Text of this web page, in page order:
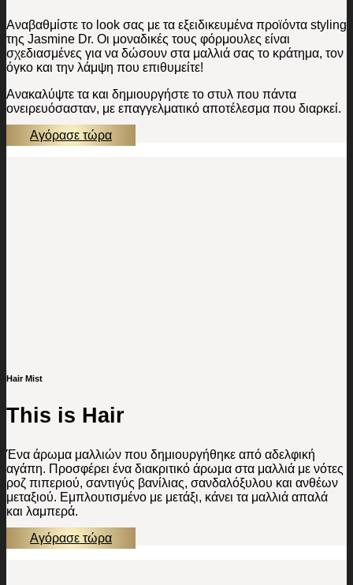
Αναβαθμίστε το look σας με τα εξειδικευμένα προϊόντα styling
της Jasmine Dr. Οι μοναδικές τους φόρμουλες είναι
σχεδιασμένες για να δώσουν στα μαλλιά σας το κράτημα, τον
όγκο και την λάμψη που επιθυμείτε!
Ανακαλύψτε τα και δημιουργήστε το στυλ που πάντα
ονειρευόσασταν, με επαγγελματικό αποτέλεσμα που διαρκεί.
Αγόρασε τώρα
Hair Mist
This is Hair
Ένα άρωμα μαλλιών που δημιουργήθηκε από αδελφική
αγάπη. Προσφέρει ένα διακριτικό άρωμα στα μαλλιά με νότες
ροζ πιπεριού, σαντιγύς βανίλιας, σανδαλόξυλου και ανθέων
μεταξιού. Εμπλουτισμένο με μετάξι, κάνει τα μαλλιά απαλά
και λαμπερά.
Αγόρασε τώρα